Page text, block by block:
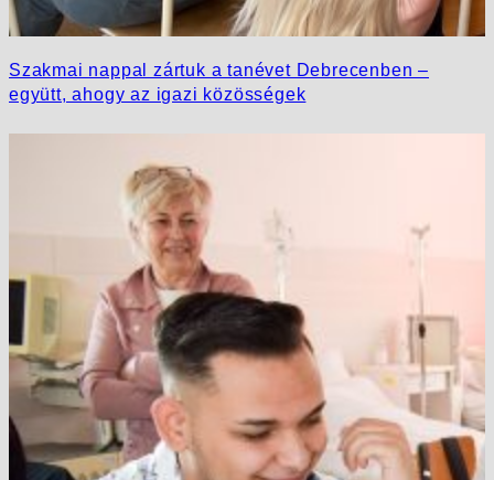
Szakmai nappal zártuk a tanévet Debrecenben –
együtt, ahogy az igazi közösségek